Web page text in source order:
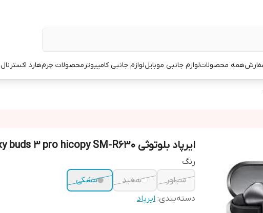
همه محصولاتلوازم جانبی موبایللوازم جانبی کامپیوترمحصولات چرمهارد اکسترنال
ایرپاد بلوتوثی galaxy buds 3 pro hicopy SM-R630
رنگ
سیلور
سفید
مشکی
دسته‌بندی: ایرپاد